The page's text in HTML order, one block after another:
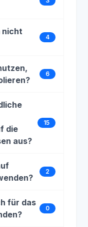
nicht
4
6
die
aus?
15
2
für das
0